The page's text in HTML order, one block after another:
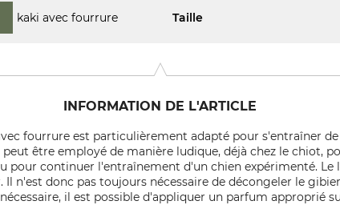
kaki avec fourrure Taille
INFORMATION DE L'ARTICLE
fourrure est particulièrement adapté pour s'entraîner
être employé de manière ludique, déjà chez le chiot,
pour continuer l'entraînement d'un chien expérimenté. Le
n'est donc pas toujours nécessaire de décongeler le
il est possible d'appliquer un parfum approprié